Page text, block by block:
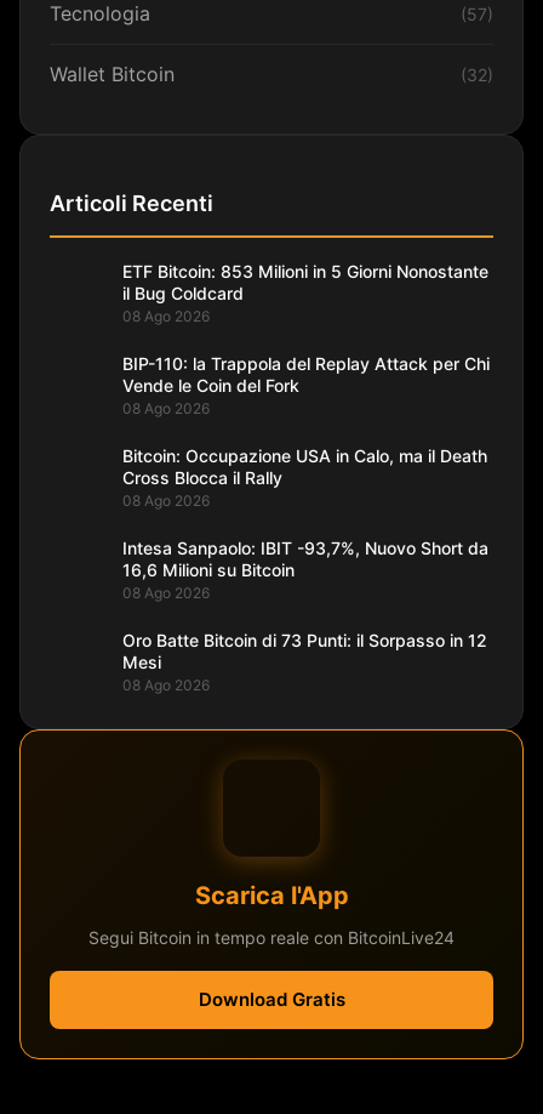
Tecnologia (57)
Wallet Bitcoin (32)
Articoli Recenti
ETF Bitcoin: 853 Milioni in 5 Giorni Nonostante
il Bug Coldcard
08 Ago 2026
BIP-110: la Trappola del Replay Attack per Chi
Vende le Coin del Fork
08 Ago 2026
Bitcoin: Occupazione USA in Calo, ma il Death
Cross Blocca il Rally
08 Ago 2026
Intesa Sanpaolo: IBIT -93,7%, Nuovo Short da
16,6 Milioni su Bitcoin
08 Ago 2026
Oro Batte Bitcoin di 73 Punti: il Sorpasso in 12
Mesi
08 Ago 2026
Scarica l'App
Segui Bitcoin in tempo reale con BitcoinLive24
Download Gratis